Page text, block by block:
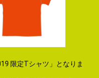
限定Tシャツ」となりま